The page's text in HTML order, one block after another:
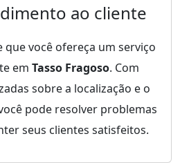
ao cliente
você ofereça um serviço
em Tasso Fragoso. Com
sobre a localização e o
pode resolver problemas
seus clientes satisfeitos.